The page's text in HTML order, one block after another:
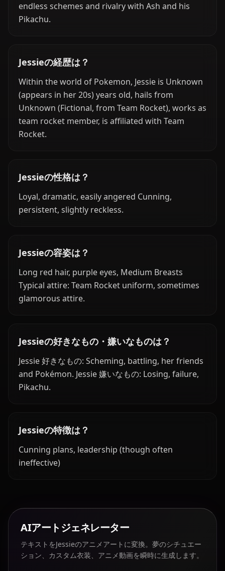
endless schemes and rivalry with Ash and his
Pikachu.
Jessieの経歴は？
Within the world of Pokemon, Jessie is Unknown
(appears in her 20s) years old, hails from
Unknown (Fictional, from Team Rocket), works as
team rocket member, is affiliated with Team
Rocket.
Jessieの性格は？
Loyal, dramatic, easily angered Cunning,
persistent, slightly reckless.
Jessieの容姿は？
Long red hair, purple eyes, Medium Breasts
Typical attire: Team Rocket uniform, sometimes
glamorous attire.
Jessieの好きなもの・嫌いなものは？
Jessie 好きなもの: Scheming, battling, her friends
and Pokémon. Jessie 嫌いなもの: Losing, failure,
Pikachu.
Jessieの特徴は？
Cunning plans, leadership (though often
ineffective)
AIアートジェネレーター
テキストをJessieのアニメアートに変換。夢のシチュエー
ション、カスタム衣装、アニメ動画を瞬時に生成します。